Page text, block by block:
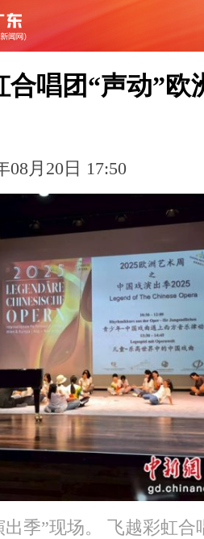
合唱团“声动”欧
08月20日 17:50
出季”现场。 飞越彩虹合